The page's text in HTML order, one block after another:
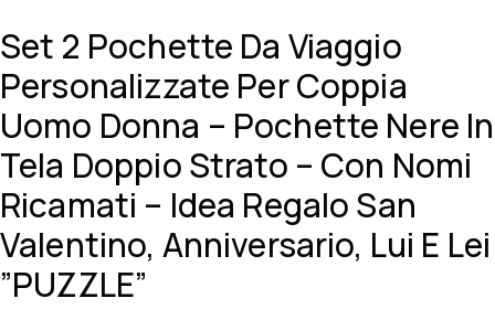
Set 2 Pochette Da Viaggio
Personalizzate Per Coppia
Uomo Donna – Pochette Nere In
Tela Doppio Strato – Con Nomi
Ricamati – Idea Regalo San
Valentino, Anniversario, Lui E Lei
”PUZZLE”